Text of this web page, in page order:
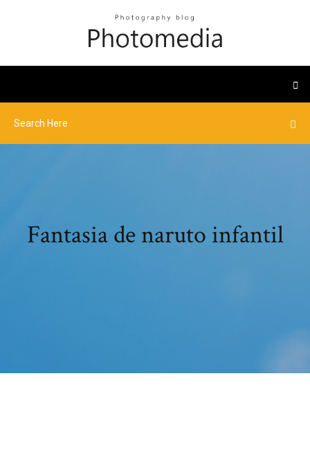
Fantasia de naruto infantil